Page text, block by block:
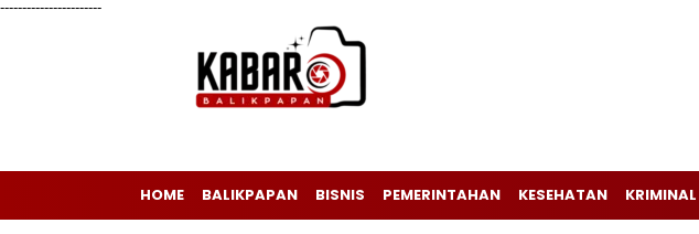
-----------------------
HOME BALIKPAPAN BISNIS PEMERINTAHAN KESEHATAN KRIMINAL